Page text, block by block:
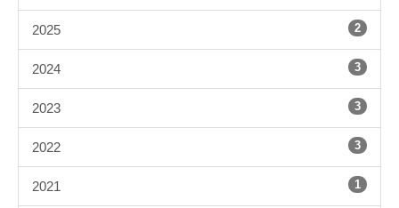
2025 2
2024 3
2023 3
2022 3
2021 1